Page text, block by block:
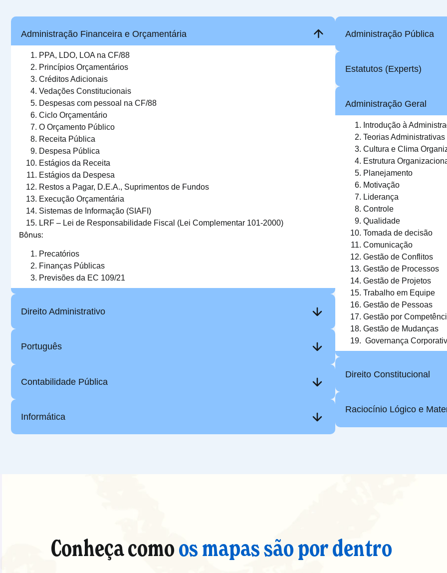
Administração Financeira e Orçamentária
PPA, LDO, LOA na CF/88
Princípios Orçamentários
Créditos Adicionais
Vedações Constitucionais
Despesas com pessoal na CF/88
Ciclo Orçamentário
O Orçamento Público
Receita Pública
Despesa Pública
Estágios da Receita
Estágios da Despesa
Restos a Pagar, D.E.A., Suprimentos de Fundos
Execução Orçamentária
Sistemas de Informação (SIAFI)
LRF – Lei de Responsabilidade Fiscal (Lei Complementar 101-2000)
Bônus:
Precatórios
Finanças Públicas
Previsões da EC 109/21
Direito Administrativo
Português
Contabilidade Pública
Informática
Administração Pública
Estatutos (Experts)
Administração Geral
Introdução à
Teorias Administrativas
Cultura e Clima
Estrutura
Planejamento
Motivação
Liderança
Controle
Qualidade
Tomada de decisão
Comunicação
Gestão de Conflitos
Gestão de Processos
Gestão de Projetos
Trabalho em Equipe
Gestão de Pessoas
Gestão por
Gestão de Mudanças
Governança
Direito Constitucional
Raciocínio Lógico e
Conheça comoos mapas são por dentro